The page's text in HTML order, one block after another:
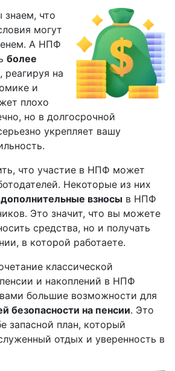
что
могут
А НПФ
более
, реагируя на
и
плохо
но в долгосрочной
укрепляет вашу
что участие в НПФ может
Некоторые из них
дополнительные взносы в НПФ
Это значит, что вы можете
средства, но и получать
в которой работаете.
классической
и накоплений в НПФ
большие возможности для
безопасности на пенсии. Это
запасной план, который
отдых и уверенность в